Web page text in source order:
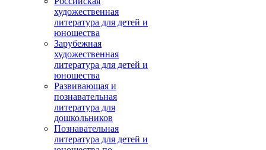
художественная
литература для детей и
юношества
Зарубежная
художественная
литература для детей и
юношества
Развивающая и
познавательная
литература для
дошкольников
Познавательная
литература для детей и